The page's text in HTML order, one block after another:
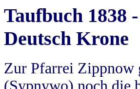
Taufbuch 1838
Deutsch Krone
Zur Pfarrei Zippnow